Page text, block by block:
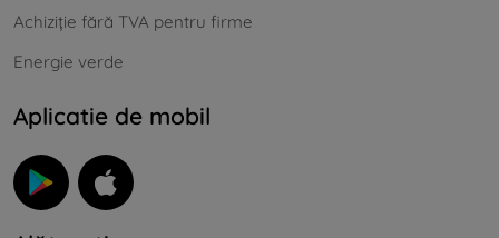
Achiziție fără TVA pentru firme
Energie verde
Aplicatie de mobil